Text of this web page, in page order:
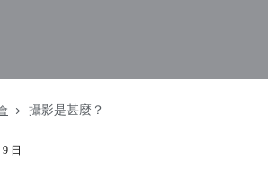
攝影是甚麼？
日